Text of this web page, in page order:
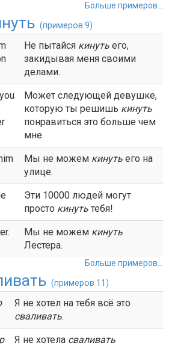
Больше примеров...
(примеров 9)
Не пытайся кинуть его,
закидывая меня своими
делами.
Может следующей девушке,
которую ты решишь кинуть
понравиться это больше чем
мне.
Мы не можем кинуть его на
улице.
Эти 10000 людей могут
просто кинуть тебя!
Мы не можем кинуть
Лестера.
Больше примеров...
(примеров 11)
Я не хотел на тебя всё это
сваливать.
Я не хотела сваливать